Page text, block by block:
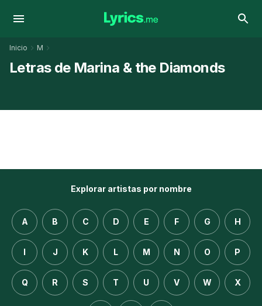
Inicio M
Letras de Marina & the Diamonds
Explorar artistas por nombre
A B C D E F G H
I J K L M N O P
Q R S T U V W X